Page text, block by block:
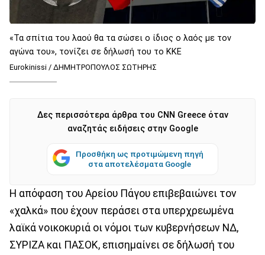
«Τα σπίτια του λαού θα τα σώσει ο ίδιος ο λαός με τον
αγώνα του», τονίζει σε δήλωσή του το ΚΚΕ
Eurokinissi / ΔΗΜΗΤΡΟΠΟΥΛΟΣ ΣΩΤΗΡΗΣ
Δες περισσότερα άρθρα του CNN Greece όταν
αναζητάς ειδήσεις στην Google
Προσθήκη ως προτιμώμενη πηγή
στα αποτελέσματα Google
Η απόφαση του Αρείου Πάγου επιβεβαιώνει τον
«χαλκά» που έχουν περάσει στα υπερχρεωμένα
λαϊκά νοικοκυριά οι νόμοι των κυβερνήσεων ΝΔ,
ΣΥΡΙΖΑ και ΠΑΣΟΚ, επισημαίνει σε δήλωσή του